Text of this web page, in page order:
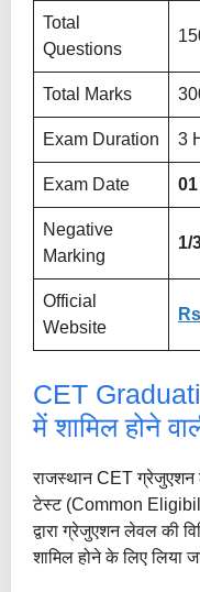
Total
Questions
Total Marks
Exam Duration 3
Exam Date 01
Negative
Marking
1/
Official
Website
CET
में शामिल होने
राजस्थान CET ग्रेजुएशन
टेस्ट (Common
द्वारा ग्रेजुएशन लेवल की
शामिल होने के लिए लिया